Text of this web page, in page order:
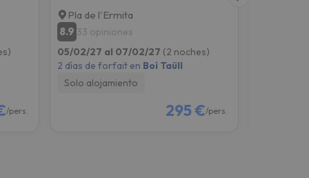
/pers.
Pla de l'Ermita
8.9 33 opiniones
05/02/27 al 07/02/27 (2 noches)
2 días de forfait en Boí Taüll
Solo alojamiento
295 €/pers.